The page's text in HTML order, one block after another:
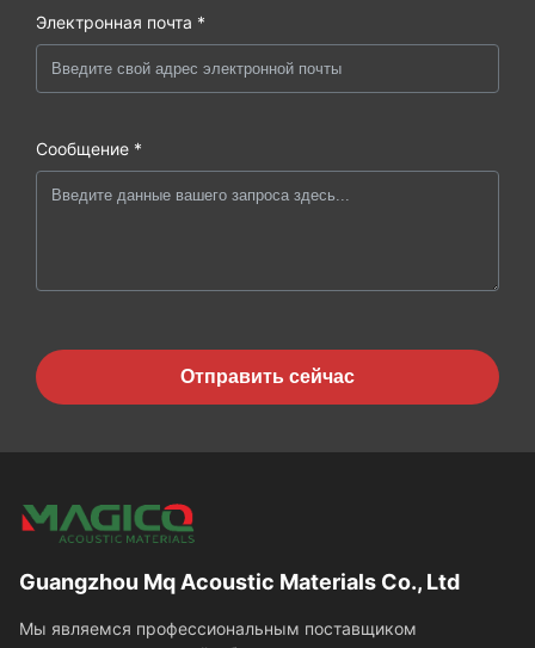
Электронная почта *
Сообщение *
Отправить сейчас
Guangzhou Mq Acoustic Materials Co., Ltd
Мы являемся профессиональным поставщиком